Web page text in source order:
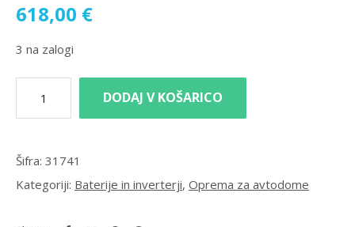
618,00 €
3 na zalogi
DODAJ V KOŠARICO
Šifra: 31741
Kategoriji: Baterije in inverterji, Oprema za avtodome